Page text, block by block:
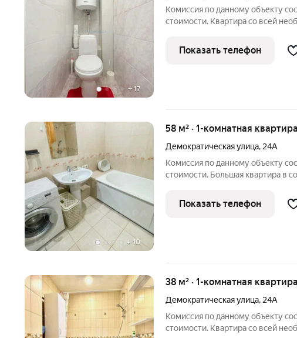
+ 17
Комиссия по данному объекту
стоимости. Квартира со всей
Полностью оборудованная
районе с развитой
Показать телефон
+ 10
58 м² · 1-комнатная
Демократическая улица, 24А
Комиссия по данному объекту
стоимости. Большая квартира в
качественным кухонным
кровать, большой шкаф
Показать телефон
38 м² · 1-комнатная
Демократическая улица, 24А
Комиссия по данному объекту
стоимости. Квартира со всей